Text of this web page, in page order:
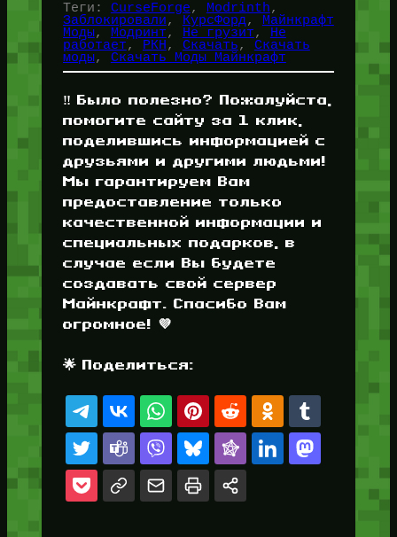
Теги: CurseForge, Modrinth
Заблокировали, КурсФорд, Майнкрафт
Моды, Модринт, Не грузит, Не
работает, РКН, Скачать, Скачать
моды, Скачать Моды Майнкрафт
‼️ Было полезно? Пожалуйста,
помогите сайту за 1 клик,
поделившись информацией с
друзьями и другими людьми!
Мы гарантируем Вам
предоставление только
качественной информации и
специальных подарков, в
случае если Вы будете
создавать свой сервер
Майнкрафт. Спасибо Вам
огромное! 💜
🌟 Поделиться: